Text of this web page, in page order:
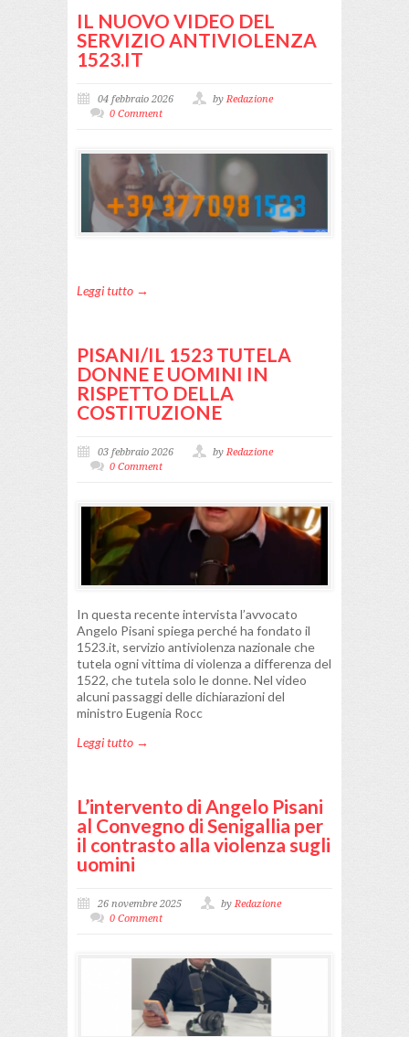
IL NUOVO VIDEO DEL
SERVIZIO ANTIVIOLENZA
1523.IT
04 febbraio 2026 byRedazione
0 Comment
Leggi tutto →
PISANI/IL 1523 TUTELA
DONNE E UOMINI IN
RISPETTO DELLA
COSTITUZIONE
03 febbraio 2026 byRedazione
0 Comment
In questa recente intervista l’avvocato
Angelo Pisani spiega perché ha fondato il
1523.it, servizio antiviolenza nazionale che
tutela ogni vittima di violenza a differenza del
1522, che tutela solo le donne. Nel video
alcuni passaggi delle dichiarazioni del
ministro Eugenia Rocc
Leggi tutto →
L’intervento di Angelo Pisani
al Convegno di Senigallia per
il contrasto alla violenza sugli
uomini
26 novembre 2025 byRedazione
0 Comment